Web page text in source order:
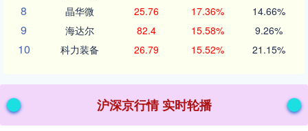
8 晶华微 25.76 17.36% 14.66%
9 海达尔 82.4 15.58% 9.26%
10 科力装备 26.79 15.52% 21.15%
沪深京行情 实时轮播